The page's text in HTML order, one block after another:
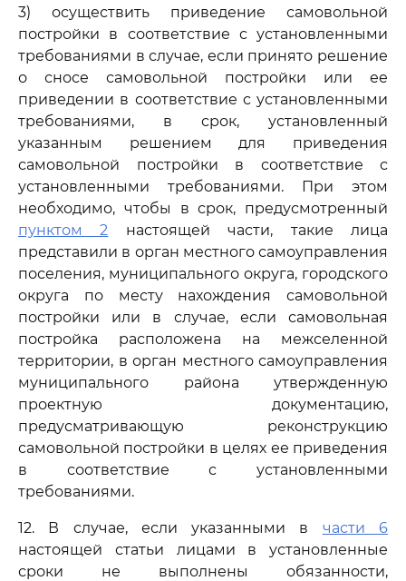
3) осуществить приведение самовольной
постройки в соответствие с установленными
требованиями в случае, если принято решение
о сносе самовольной постройки или ее
приведении в соответствие с установленными
требованиями, в срок, установленный
указанным решением для приведения
самовольной постройки в соответствие с
установленными требованиями. При этом
необходимо, чтобы в срок, предусмотренный
пунктом 2 настоящей части, такие лица
представили в орган местного самоуправления
поселения, муниципального округа, городского
округа по месту нахождения самовольной
постройки или в случае, если самовольная
постройка расположена на межселенной
территории, в орган местного самоуправления
муниципального района утвержденную
проектную документацию,
предусматривающую реконструкцию
самовольной постройки в целях ее приведения
в соответствие с установленными
требованиями.
12. В случае, если указанными в части 6
настоящей статьи лицами в установленные
сроки не выполнены обязанности,